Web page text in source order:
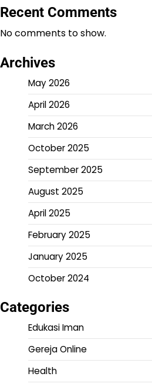
Recent Comments
No comments to show.
Archives
May 2026
April 2026
March 2026
October 2025
September 2025
August 2025
April 2025
February 2025
January 2025
October 2024
Categories
Edukasi Iman
Gereja Online
Health